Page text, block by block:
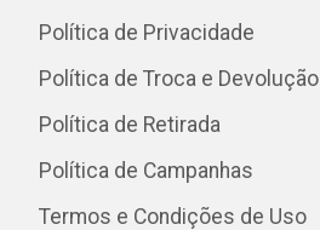
Política de Privacidade
Política de Troca e Devolução
Política de Retirada
Política de Campanhas
Termos e Condições de Uso